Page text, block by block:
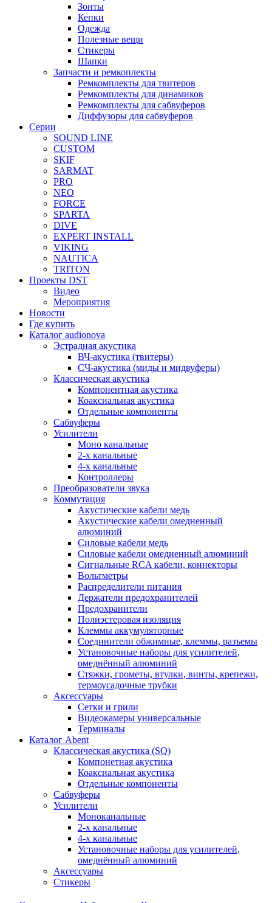
Зонты
Кепки
Одежда
Полезные вещи
Стикеры
Шапки
Запчасти и ремкоплекты
Ремкомплекты для твитеров
Ремкомплекты для динамиков
Ремкомплекты для сабвуферов
Диффузоры для сабвуферов
Серии
SOUND LINE
CUSTOM
SKIF
SARMAT
PRO
NEO
FORCE
SPARTA
DIVE
EXPERT INSTALL
VIKING
NAUTICA
TRITON
Проекты DST
Видео
Мероприятия
Новости
Где купить
Каталог audionova
Эстрадная акустика
ВЧ-акустика (твитеры)
СЧ-акустика (миды и мидвуферы)
Классическая акустика
Компонентная акустика
Коаксиальная акустика
Отдельные компоненты
Сабвуферы
Усилители
Моно канальные
2-х канальные
4-х канальные
Контроллеры
Преобразователи звука
Коммутация
Акустические кабели медь
Акустические кабели омедненный
алюминий
Силовые кабели медь
Силовые кабели омедненный алюминий
Сигнальные RCA кабели, коннекторы
Вольтметры
Распределители питания
Держатели предохранителей
Предохранители
Полиэстеровая изоляция
Клеммы аккумуляторные
Соединители обжимные, клеммы, разъемы
Установочные наборы для усилителей,
омеднённый алюминий
Стяжки, грометы, втулки, винты, крепежи,
термоусадочные трубки
Аксессуары
Сетки и грили
Видеокамеры универсальные
Терминалы
Каталог Abent
Классическая акустика (SQ)
Компонетная акустика
Коаксиальная акустика
Отдельные компоненты
Сабвуферы
Усилители
Моноканальные
2-х канальные
4-х канальные
Установочные наборы для усилителей,
омеднённый алюминий
Аксессуары
Стикеры